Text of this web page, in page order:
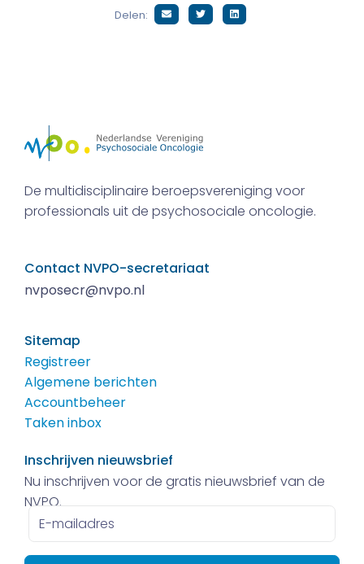
Delen:
De multidisciplinaire beroepsvereniging voor
professionals uit de psychosociale oncologie.
Contact NVPO-secretariaat
nvposecr@nvpo.nl
Sitemap
Registreer
Algemene berichten
Accountbeheer
Taken inbox
Inschrijven nieuwsbrief
Nu inschrijven voor de gratis nieuwsbrief van de
NVPO.
E-
mailadres